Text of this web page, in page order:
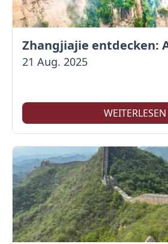
21 Aug. 2025
WEITERLESEN